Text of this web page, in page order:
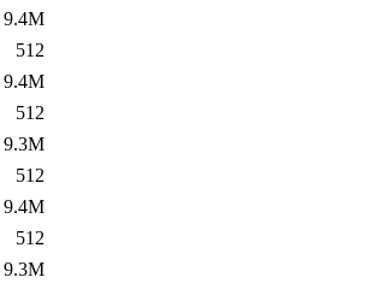
9.4M
512
9.4M
512
9.3M
512
9.4M
512
9.3M